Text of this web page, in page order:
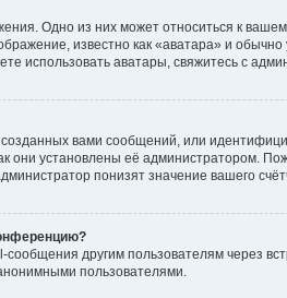
Одно из них может относиться к
известно как «аватара» и
использовать аватары, свяжитесь с
вами сообщений, или
они установлены её администратором.
понизят значение вашего
сообщения другим пользователям
пользователями.